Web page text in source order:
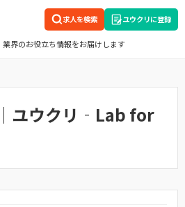
界のお役立ち情報をお届けします
求人を検索 ユウクリに登録
ユウクリ‐Lab for